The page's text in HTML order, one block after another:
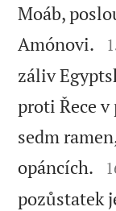
Moáb,
Amónovi.

záliv
proti Řece
sedm
opáncích.

pozůstatek